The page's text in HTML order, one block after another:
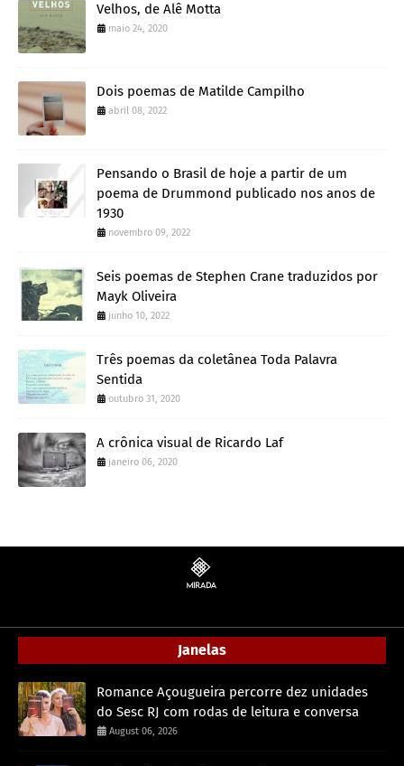
Velhos, de Alê Motta
maio 24, 2020
Dois poemas de Matilde Campilho
abril 08, 2022
Pensando o Brasil de hoje a partir de um
poema de Drummond publicado nos anos de
1930
novembro 09, 2022
Seis poemas de Stephen Crane traduzidos por
Mayk Oliveira
junho 10, 2022
Três poemas da coletânea Toda Palavra
Sentida
outubro 31, 2020
A crônica visual de Ricardo Laf
janeiro 06, 2020
Janelas
Romance Açougueira percorre dez unidades
do Sesc RJ com rodas de leitura e conversa
August 06, 2026